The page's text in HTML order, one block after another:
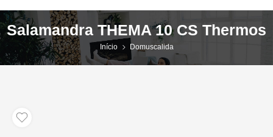
Salamandra THEMA 10 CS Thermos
Início Domuscalida